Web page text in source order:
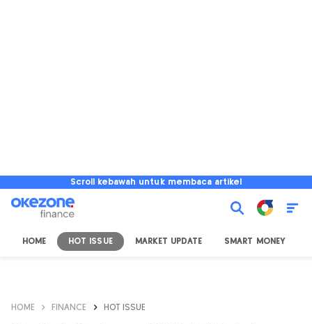
Scroll kebawah untuk membaca artikel
HOME HOT ISSUE MARKET UPDATE SMART MONEY
HOME FINANCE HOT ISSUE